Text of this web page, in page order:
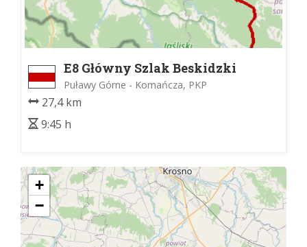
E8 Główny Szlak Beskidzki
Puławy Górne - Komańcza, PKP
27,4 km
9:45 h
+
−